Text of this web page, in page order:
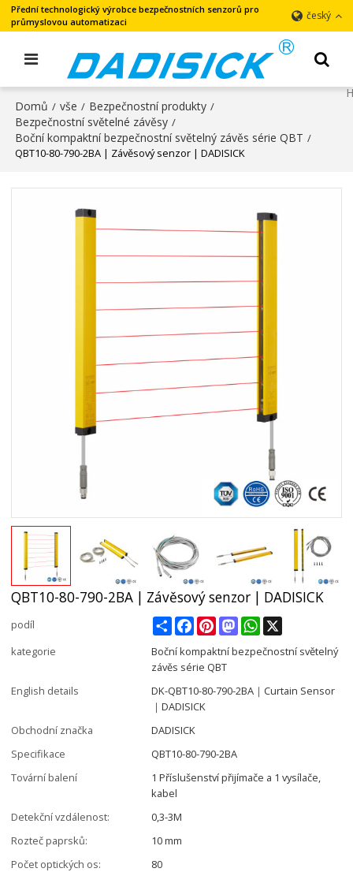
Přední technologický výrobce bezpečnostních senzorů pro
průmyslovou automatizaci
český
Domů / vše / Bezpečnostní produkty /
Bezpečnostní světelné závěsy /
Boční kompaktní bezpečnostní světelný závěs série QBT /
QBT10-80-790-2BA | Závěsový senzor | DADISICK
QBT10-80-790-2BA | Závěsový senzor | DADISICK
podíl ShareFacebookPinterestMastodonWhatsApp
kategorie
Boční kompaktní bezpečnostní světelný
závěs série QBT
English details
DK-QBT10-80-790-2BA｜Curtain Sensor
｜DADISICK
Obchodní značka
DADISICK
Specifikace
QBT10-80-790-2BA
Tovární balení
1 Příslušenství přijímače a 1 vysílače,
kabel
Detekční vzdálenost:
0,3-3M
Rozteč paprsků:
10 mm
Počet optických os:
80